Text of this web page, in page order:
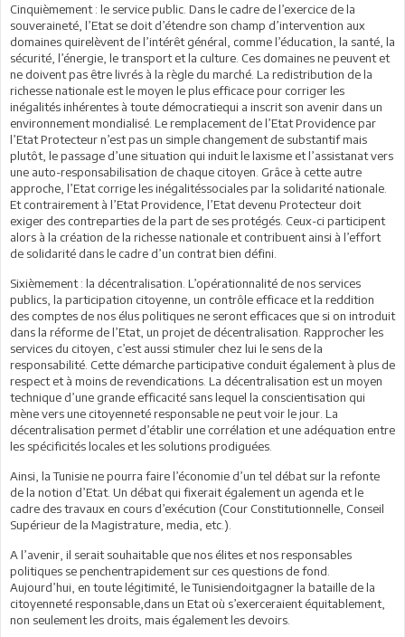
Cinquièmement : le service public. Dans le cadre de l’exercice de la
souveraineté, l’Etat se doit d’étendre son champ d’intervention aux
domaines quirelèvent de l’intérêt général, comme l’éducation, la santé, la
sécurité, l’énergie, le transport et la culture. Ces domaines ne peuvent et
ne doivent pas être livrés à la règle du marché. La redistribution de la
richesse nationale est le moyen le plus efficace pour corriger les
inégalités inhérentes à toute démocratiequi a inscrit son avenir dans un
environnement mondialisé. Le remplacement de l’Etat Providence par
l’Etat Protecteur n’est pas un simple changement de substantif mais
plutôt, le passage d’une situation qui induit le laxisme et l’assistanat vers
une auto-responsabilisation de chaque citoyen. Grâce à cette autre
approche, l’Etat corrige les inégalitéssociales par la solidarité nationale.
Et contrairement à l’Etat Providence, l’Etat devenu Protecteur doit
exiger des contreparties de la part de ses protégés. Ceux-ci participent
alors à la création de la richesse nationale et contribuent ainsi à l’effort
de solidarité dans le cadre d’un contrat bien défini.
Sixièmement : la décentralisation. L’opérationnalité de nos services
publics, la participation citoyenne, un contrôle efficace et la reddition
des comptes de nos élus politiques ne seront efficaces que si on introduit
dans la réforme de l’Etat, un projet de décentralisation. Rapprocher les
services du citoyen, c’est aussi stimuler chez lui le sens de la
responsabilité. Cette démarche participative conduit également à plus de
respect et à moins de revendications. La décentralisation est un moyen
technique d’une grande efficacité sans lequel la conscientisation qui
mène vers une citoyenneté responsable ne peut voir le jour. La
décentralisation permet d’établir une corrélation et une adéquation entre
les spécificités locales et les solutions prodiguées.
Ainsi, la Tunisie ne pourra faire l’économie d’un tel débat sur la refonte
de la notion d’Etat. Un débat qui fixerait également un agenda et le
cadre des travaux en cours d’exécution (Cour Constitutionnelle, Conseil
Supérieur de la Magistrature, media, etc.).
A l’avenir, il serait souhaitable que nos élites et nos responsables
politiques se penchentrapidement sur ces questions de fond.
Aujourd’hui, en toute légitimité, le Tunisiendoitgagner la bataille de la
citoyenneté responsable,dans un Etat où s’exerceraient équitablement,
non seulement les droits, mais également les devoirs.